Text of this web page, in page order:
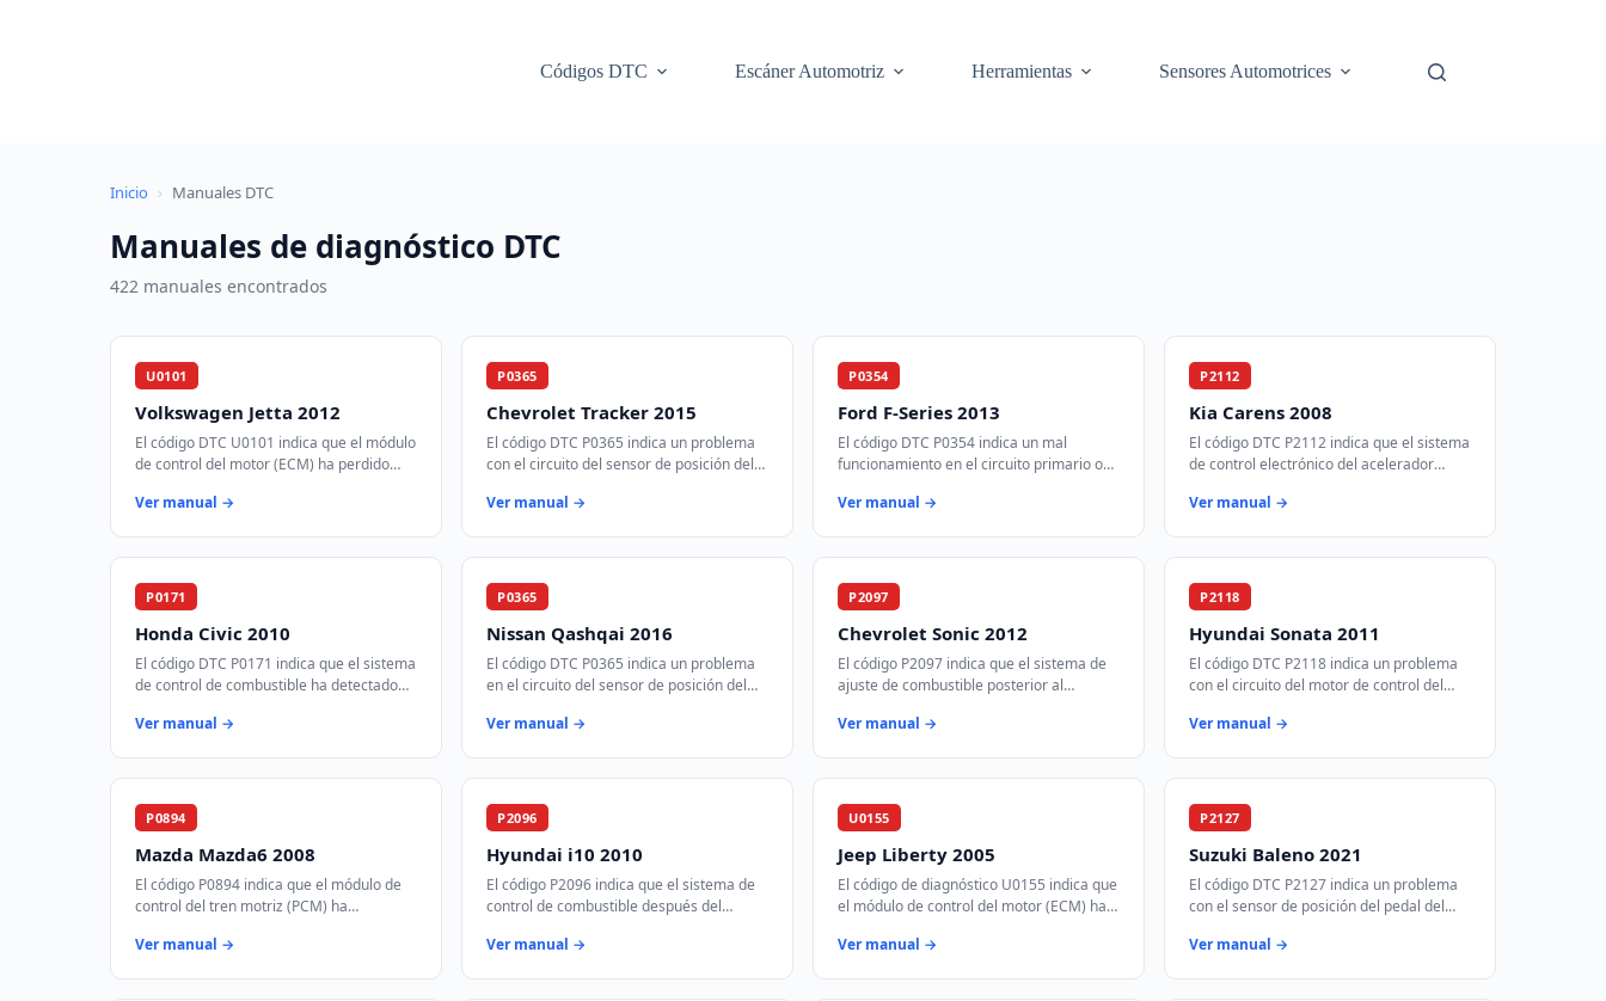
Códigos DTC
Escáner Automotriz Herramientas Sensores Automotrices
Inicio › Manuales DTC
Manuales de diagnóstico DTC
422 manuales encontrados
U0101
Volkswagen Jetta 2012
El código DTC U0101 indica que el módulo
de control del motor (ECM) ha perdido
transmisión (TCM) a través de la r…
Ver manual →
P0365
Chevrolet Tracker 2015
El código DTC P0365 indica un problema
con el circuito del sensor de posición del
para sincronizar el tiempo de…
Ver manual →
P0354
Ford F-Series 2013
El código DTC P0354 indica un mal
funcionamiento en el circuito primario o
Este código se activa cuando el módul…
Ver manual →
P2112
Kia Carens 2008
El código DTC P2112 indica que el sistema
de control electrónico del acelerador
acelerador está atascada en la posic…
Ver manual →
P0171
Honda Civic 2010
El código DTC P0171 indica que el sistema
de control de combustible ha detectado
demasiado pobre en el Banco 1. Est…
Ver manual →
P0365
Nissan Qashqai 2016
El código DTC P0365 indica un problema
en el circuito del sensor de posición del
crucial para el control del tie…
Ver manual →
P2097
Chevrolet Sonic 2012
El código P2097 indica que el sistema de
ajuste de combustible posterior al
funcionando demasiado rico. Esto
Ver manual →
P2118
Hyundai Sonata 2011
El código DTC P2118 indica un problema
con el circuito del motor de control del
el módulo de control del tren mot…
Ver manual →
P0894
Mazda Mazda6 2008
El código P0894 indica que el módulo de
control del tren motriz (PCM) ha
componentes de la transmisión. Esto
Ver manual →
P2096
Hyundai i10 2010
El código P2096 indica que el sistema de
control de combustible después del
funcionando demasiado pobre. Esto
Ver manual →
U0155
Jeep Liberty 2005
El código de diagnóstico U0155 indica que
el módulo de control del motor (ECM) ha
control de instrumentos (ICM) a tr…
Ver manual →
P2127
Suzuki Baleno 2021
El código DTC P2127 indica un problema
con el sensor de posición del pedal del
voltaje más bajo de lo esperado. E…
Ver manual →